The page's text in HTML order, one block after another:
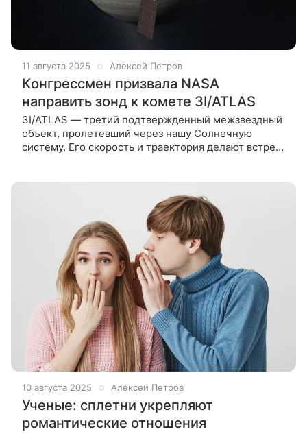
11 августа 2025 Алексей Петров
Конгрессмен призвала NASA
направить зонд к комете 3I/ATLAS
3I/ATLAS — третий подтвержденный межзвездный
объект, пролетевший через нашу Солнечную
систему. Его скорость и траектория делают встречу
10 августа 2025 Алексей Петров
Ученые: сплетни укрепляют
романтические отношения